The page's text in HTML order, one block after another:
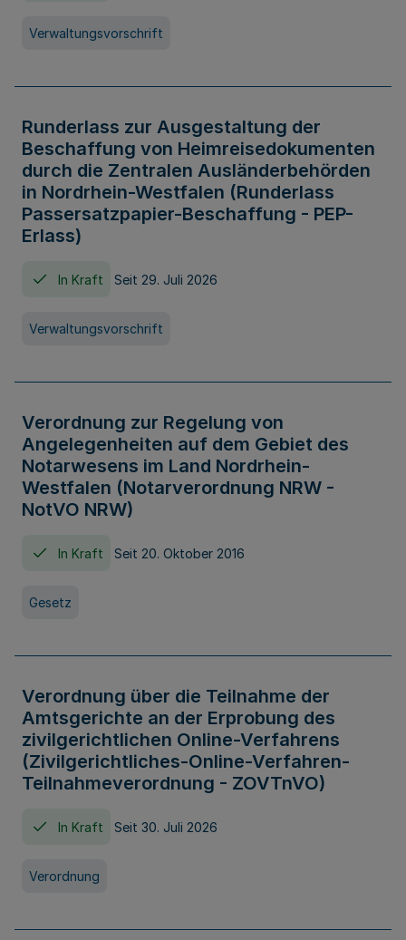
Verwaltungsvorschrift
Runderlass zur Ausgestaltung der
Beschaffung von Heimreisedokumenten
durch die Zentralen Ausländerbehörden
in Nordrhein-Westfalen (Runderlass
Passersatzpapier-Beschaffung - PEP-
Erlass)
In Kraft Seit 29. Juli 2026
Verwaltungsvorschrift
Verordnung zur Regelung von
Angelegenheiten auf dem Gebiet des
Notarwesens im Land Nordrhein-
Westfalen (Notarverordnung NRW -
NotVO NRW)
In Kraft Seit 20. Oktober 2016
Gesetz
Verordnung über die Teilnahme der
Amtsgerichte an der Erprobung des
zivilgerichtlichen Online-Verfahrens
(Zivilgerichtliches-Online-Verfahren-
Teilnahmeverordnung - ZOVTnVO)
In Kraft Seit 30. Juli 2026
Verordnung